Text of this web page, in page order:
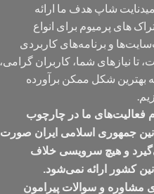
شاپ هدف ما ارائه
های پرمیوم برای انواع
و برنامه‌های کاربردی
تا نیازهای شما، کاربران گرامی،
بهترین شکل ممکن برآورده
فعالیت‌های ما در چارچوب
جمهوری اسلامی ایران صورت
و هیچ سرویسی خلاف
کشور ارائه نمی‌شود.
مشاوره و سوالات پیرامون